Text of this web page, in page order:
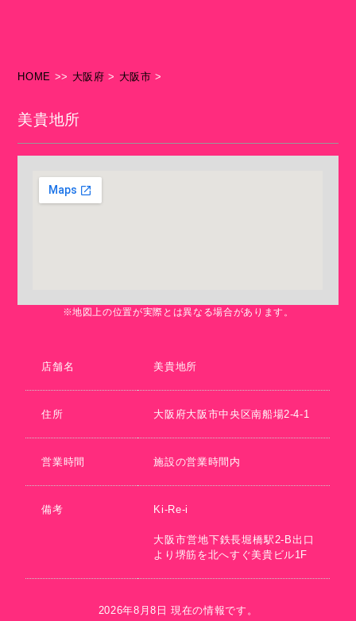
HOME >> 大阪府 > 大阪市 >
美貴地所
※地図上の位置が実際とは異なる場合があります。
店舗名 美貴地所
住所 大阪府大阪市中央区南船場2-4-1
営業時間 施設の営業時間内
備考 Ki-Re-i
大阪市営地下鉄長堀橋駅2-B出口
より堺筋を北へすぐ美貴ビル1F
2026年8月8日 現在の情報です。